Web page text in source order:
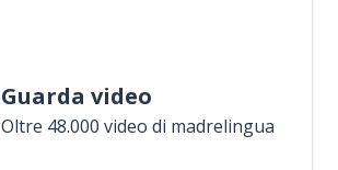
Guarda video
Oltre 48.000 video di madrelingua